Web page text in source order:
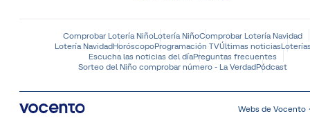
Comprobar Lotería NiñoLotería NiñoComprobar Lotería Navidad
Lotería NavidadHoróscopoProgramación TVÚltimas noticias
Escucha las noticias del díaPreguntas frecuentes
Sorteo del Niño comprobar número - La VerdadPódcast
Webs de Vocento